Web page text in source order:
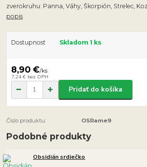
zverokruhu: Panna, Váhy, Škorpión, Strelec,
popis
Dostupnosť Skladom 1 ks
8,90 €/ks
7,24 € bez DPH
Pridať do košíka
Číslo produktu: OSRame9
Podobné produkty
Obsidián srdiečko